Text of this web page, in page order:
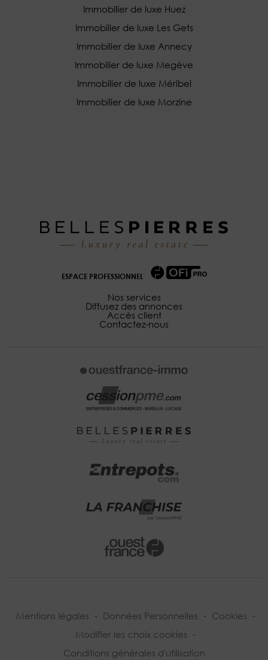
Immobilier de luxe Huez
Immobilier de luxe Les Gets
Immobilier de luxe Annecy
Immobilier de luxe Megève
Immobilier de luxe Méribel
Immobilier de luxe Morzine
ESPACE PROFESSIONNEL
Nos services
Diffusez des annonces
Accès client
Contactez-nous
Mentions légales - Données Personnelles - Cookies -
Modifier les choix cookies -
Conditions générales d'utilisation